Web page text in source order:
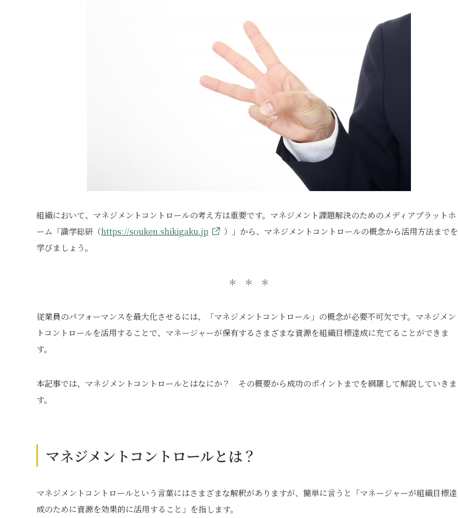
組織において、マネジメントコントロールの考え方は重要です。マネジメント課題解決のためのメディアプラットホ
ーム「識学総研（https://souken.shikigaku.jp
）」から、マネジメントコントロールの概念から活用方法までを
学びましょう。
＊ ＊ ＊
従業員のパフォーマンスを最大化させるには、「マネジメントコントロール」の概念が必要不可欠です。マネジメン
トコントロールを活用することで、マネージャーが保有するさまざまな資源を組織目標達成に充てることができま
す。
本記事では、マネジメントコントロールとはなにか？ その概要から成功のポイントまでを網羅して解説していきま
す。
マネジメントコントロールとは？
マネジメントコントロールという言葉にはさまざまな解釈がありますが、簡単に言うと「マネージャーが組織目標達
成のために資源を効果的に活用すること」を指します。